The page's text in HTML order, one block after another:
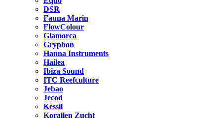
DSR
Fauna Marin
FlowColour
Glamorca
Gryphon
Hanna Instruments
Hailea
Ibiza Sound
ITC Reefculture
Jebao
Jecod
Kessil
Korallen Zucht